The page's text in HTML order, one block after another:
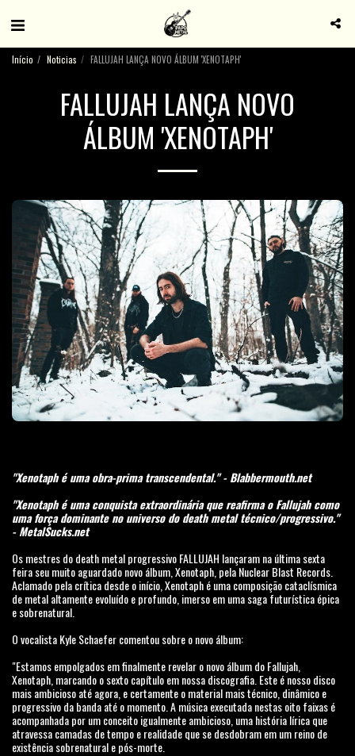
Início Noticias FALLUJAH LANÇA NOVO ÁLBUM 'XENOTAPH'
FALLUJAH LANÇA NOVO
ÁLBUM 'XENOTAPH'
"Xenotaph é uma obra-prima transcendental." - Blabbermouth.net
"Xenotaph é uma conquista extraordinária que reafirma o Fallujah como
uma força dominante no universo do death metal técnico/progressivo."
- MetalSucks.net
Os mestres do death metal progressivo FALLUJAH lançaram na última sexta
feira seu muito aguardado novo álbum, Xenotaph, pela Nuclear Blast Records.
Aclamado pela crítica desde o início, Xenotaph é uma composição cataclísmica
de metal altamente evoluído e profundo, imerso em uma saga futurística épica
e sobrenatural.
O vocalista Kyle Schaefer comentou sobre o novo álbum:
"Estamos empolgados em finalmente revelar o novo álbum do Fallujah,
Xenotaph, marcando o sexto capítulo em nossa discografia. Este é nosso disco
mais ambicioso até agora, e certamente o material mais técnico, dinâmico e
progressivo da banda até o momento. A música executada nestas oito faixas é
acompanhada por um conceito igualmente ambicioso, uma história lírica que
atravessa camadas de tempo e realidade que se desdobram em um reino de
existência sobrenatural e pós-morte.